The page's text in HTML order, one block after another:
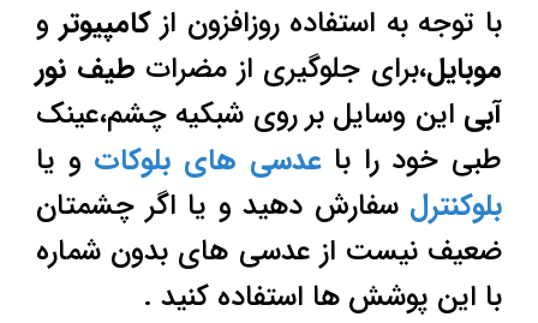
با توجه به استفاده روزافزون ازکامپیوتر و
موبایل،برای جلوگیری از مضرات طیف نور
آبی این وسایل بر روی شبکیه چشم،عینک
طبی خود را باعدسی های بلوکات و یا
بلوکنترل سفارش دهید و یا اگر چشمتان
ضعیف نیست از عدسی های بدون شماره
با این پوشش ها استفاده کنید .